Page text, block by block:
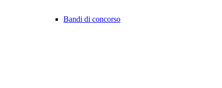
Bandi di concorso